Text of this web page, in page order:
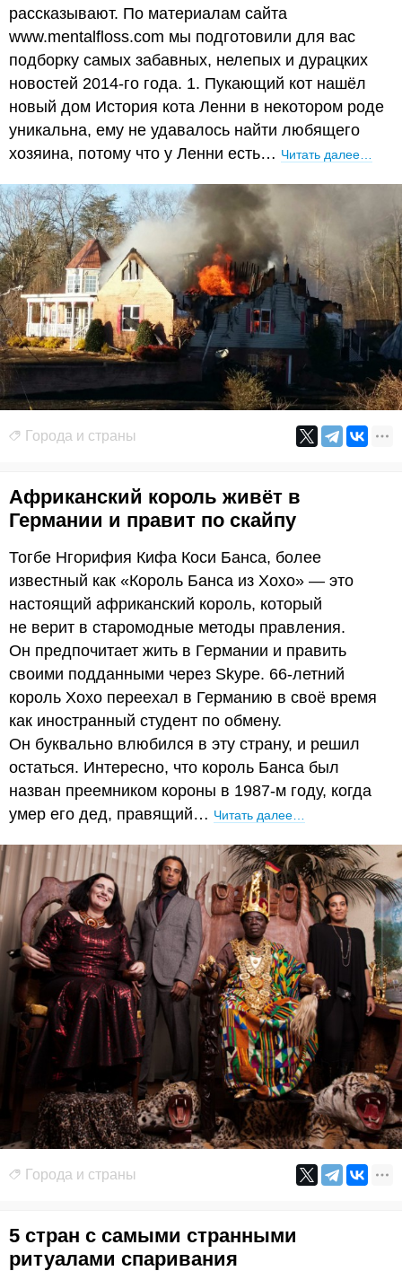
рассказывают. По материалам сайта
www.mentalfloss.com мы подготовили для вас
подборку самых забавных, нелепых и дурацких
новостей 2014-го года. 1. Пукающий кот нашёл
новый дом История кота Ленни в некотором роде
уникальна, ему не удавалось найти любящего
хозяина, потому что у Ленни есть… Читать далее…
Города и страны
Африканский король живёт в
Германии и правит по скайпу
Тогбе Нгорифия Кифа Коси Банса, более
известный как «Король Банса из Хохо» — это
настоящий африканский король, который
не верит в старомодные методы правления.
Он предпочитает жить в Германии и править
своими подданными через Skype. 66-летний
король Хохо переехал в Германию в своё время
как иностранный студент по обмену.
Он буквально влюбился в эту страну, и решил
остаться. Интересно, что король Банса был
назван преемником короны в 1987-м году, когда
умер его дед, правящий… Читать далее…
Города и страны
5 стран с самыми странными
ритуалами спаривания